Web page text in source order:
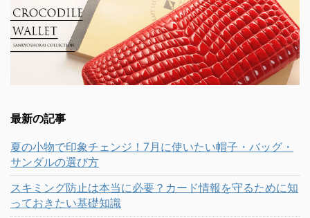
最新の記事
夏の小物で印象チェンジ！7月に使いたい帽子・バッグ・
サンダルの選び方
スキミング防止は本当に必要？カード情報を守るために知
っておきたい基礎知識